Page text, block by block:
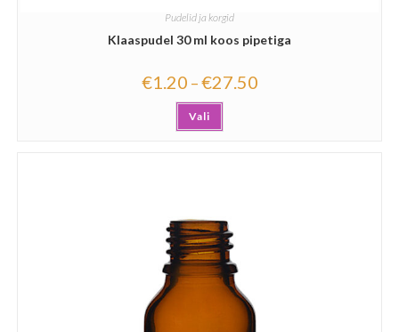
Pudelid ja korgid
Klaaspudel 30 ml koos pipetiga
€1.20 –€27.50
Vali